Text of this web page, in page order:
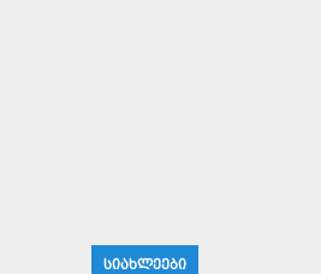
ᲡᲘᲐᲮᲚᲔᲔᲑᲘ